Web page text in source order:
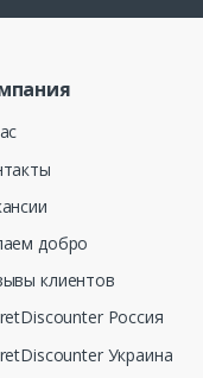
добро
клиентов
Россия
Украина